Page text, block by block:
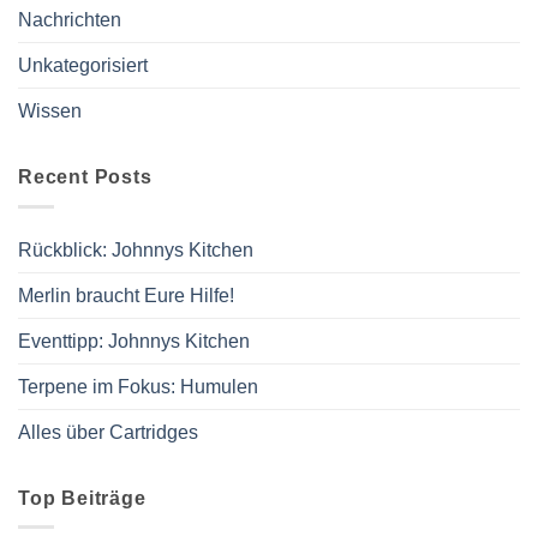
Nachrichten
Unkategorisiert
Wissen
Recent Posts
Rückblick: Johnnys Kitchen
Merlin braucht Eure Hilfe!
Eventtipp: Johnnys Kitchen
Terpene im Fokus: Humulen
Alles über Cartridges
Top Beiträge